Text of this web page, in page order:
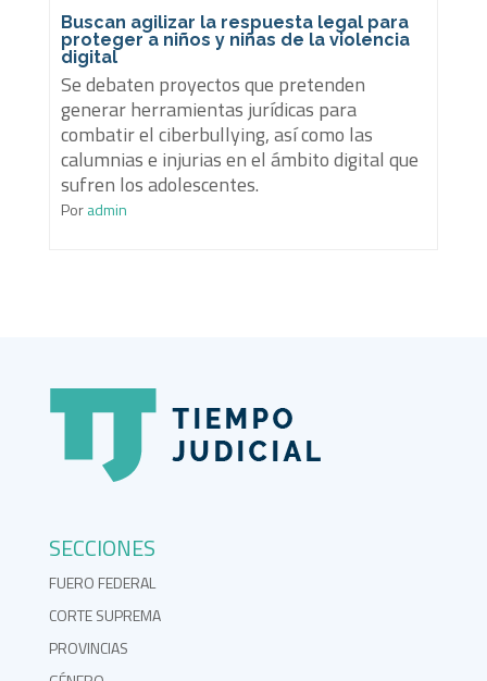
Buscan agilizar la respuesta legal para
proteger a niños y niñas de la violencia
digital
Se debaten proyectos que pretenden
generar herramientas jurídicas para
combatir el ciberbullying, así como las
calumnias e injurias en el ámbito digital que
sufren los adolescentes.
Poradmin
SECCIONES
FUERO FEDERAL
CORTE SUPREMA
PROVINCIAS